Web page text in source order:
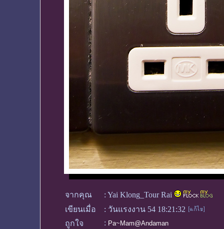
จากคุณ : Yai Klong_Tour Rai
เขียนเมื่อ
: วันแรงงาน 54 18:21:32
ถูกใจ
: Pa~Mam@Andaman